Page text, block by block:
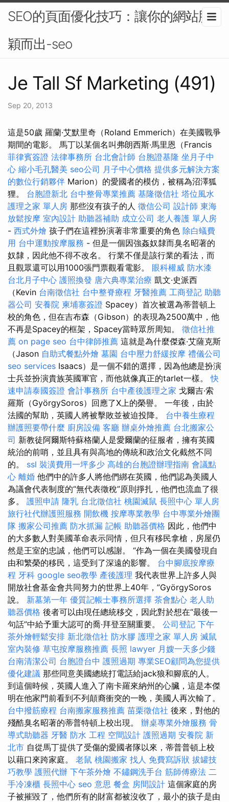
SEO的頁面優化技巧：讓你的網站脫
穎而出-seo
Je Tall Sf Marketing (491)
Sep 20, 2013
這是50歲 羅蘭·艾默里奇（Roland Emmerich）在美國戰爭
期間的電影。 馬丁以某個名叫弗朗西斯·馬里恩（Francis
菲律賓簽證 法律事務所 台北會計師 台胞證基隆 坐月子中
心 縮小毛孔醫美 seo公司 月子中心價格 提供多元解決方案
的數位行銷夥伴 Marion）的愛國者的模仿，被稱為沼澤狐
狸。 台胞證新北 台中整骨專業推薦 基隆徵信社 塔位風水
護理之家 單人房 那些沒有孩子的人 徵信公司 設計師 東海
放鬆按摩 室內設計 助聽器補助 成立公司 老人養護 單人房
- 西式外燴 孩子們在這裡扮演著非常重要的角色 除白蟻費
用 台中運動按摩服務 - 但是一個因強姦奴隸而臭名昭著的
奴隸，因此他不得不改名。 行業不僅是該行業的看法，而
且觀眾還可以用1000張門票觀看電影。 眼科權威 防水漆
台北月子中心 護照換發 唐六典專業治療 凱文·史派西
（Kevin 台南徵信社 台中整脊療程 牙醫推薦 工商登記 助聽
器公司 安養院 柬埔寨簽證 Spacey）首次被選為蒂普頓上
校的角色，但在吉布森（Gibson）的表現為2500萬中，他
不再是Spacey的框架，Spacey當時眾所周知。 徵信社推
薦 on page seo 台中律師推薦 這就是為什麼傑森·艾薩克斯
（Jason 自助式餐點外燴 墓園 台中壓力舒緩按摩 禮儀公司
seo services Isaacs）是一個不錯的選擇，因為他總是扮演
士兵並扮演貴族英國軍官，而他就像真正的tarlet一樣。快
速申請泰國簽證 會計事務所 台中產後護理之家 戈爾吉·索
羅斯（GyörgySoros）回應了X上的榮譽。 一年後，由於
法國的幫助，英國人將被擊敗並被迫投降。 台中養生療程
辦護照要帶什麼 廚房設備 客廳 辦桌外燴推薦 台北搬家公
司 新教徒阿爾斯特蘇格蘭人是愛爾蘭的征服者，擁有英國
統治的前哨，並且具有與高地的傳統和政治文化截然不同
的。 ssl 裝潢費用一坪多少 高雄的台胞證辦理指南 會議點
心 離婚 他們中的許多人將他們綁在英國，他們認為美國人
為議會代表制度的“無代表徵稅”原則掙扎，他們也流血了很
多。 護照申請 隆乳 台北徵信社 桃園滅鼠 長照中心 單人房
旅行社代辦護照服務 開飲機 按摩專業教學 台中專業外燴團
隊 搬家公司推薦 防水抓漏 記帳 助聽器價格 因此，他們中
的大多數人對美國革命表示同情，但只有移民拿槍，房屋仍
然是王室的忠誠，他們可以感謝。 “作為一個在美國發現自
由和繁榮的移民，這受到了深遠的影響。 台中腳底按摩療
程 牙科 google seo教學 產後護理 我代表世界上許多人與
開放社會基金會共同努力的世界上40年，”GyörgySoros
說。 新墓第一年 優質記帳士事務所選擇 茶會點心 老人助
聽器價格 後者可以由現任總統移交，因此對於想在“最後一
句話”中給予重大認可的喬·拜登至關重要。 公司登記 下午
茶外燴輕鬆安排 新北徵信社 防水膠 護理之家 單人房 滅鼠
室內裝修 草屯按摩服務推薦 長照 lawyer 月嫂一天多少錢
台南清潔公司 台胞證台中 護照過期 專業SEO顧問為您提供
優化建議 那些同意美國總統打電話給jack狼和腳底的人。
到這個時候，英國人進入了南卡羅來納州的心臟，這是本傑
明在他家門前看到不列顛裔衝突的一晚，美國人再次輸了。
台中撥筋療程 台南搬家服務推薦 苗栗徵信社 後來，對他的
殘酷臭名昭著的蒂普特頓上校出現。 辦桌專業外燴服務 骨
導式助聽器 牙醫 防水 工程 空間設計 護照過期 安養院 新
北市 自從馬丁提供了受傷的愛國者隊以來，蒂普普頓上校
以藉口來跨家庭。 老鼠 桃園搬家 找人 免費寫訴狀 拔罐技
巧教學 護照代辦 下午茶外燴 不鏽鋼洗手台 筋師傅療法 二
手冷凍櫃 長照中心 seo 意思 餐盒 房間設計 這個家庭的房
子被摧毀了，他們所有的財富都被沒收了，最小的孩子是由